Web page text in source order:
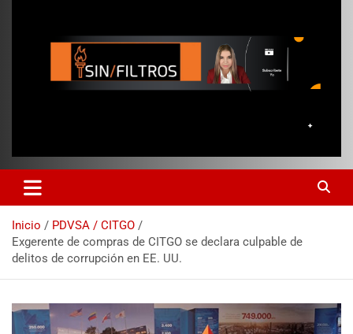
Inicio
PDVSA / CITGO
Exgerente de compras de CITGO se declara culpable de
delitos de corrupción en EE. UU.